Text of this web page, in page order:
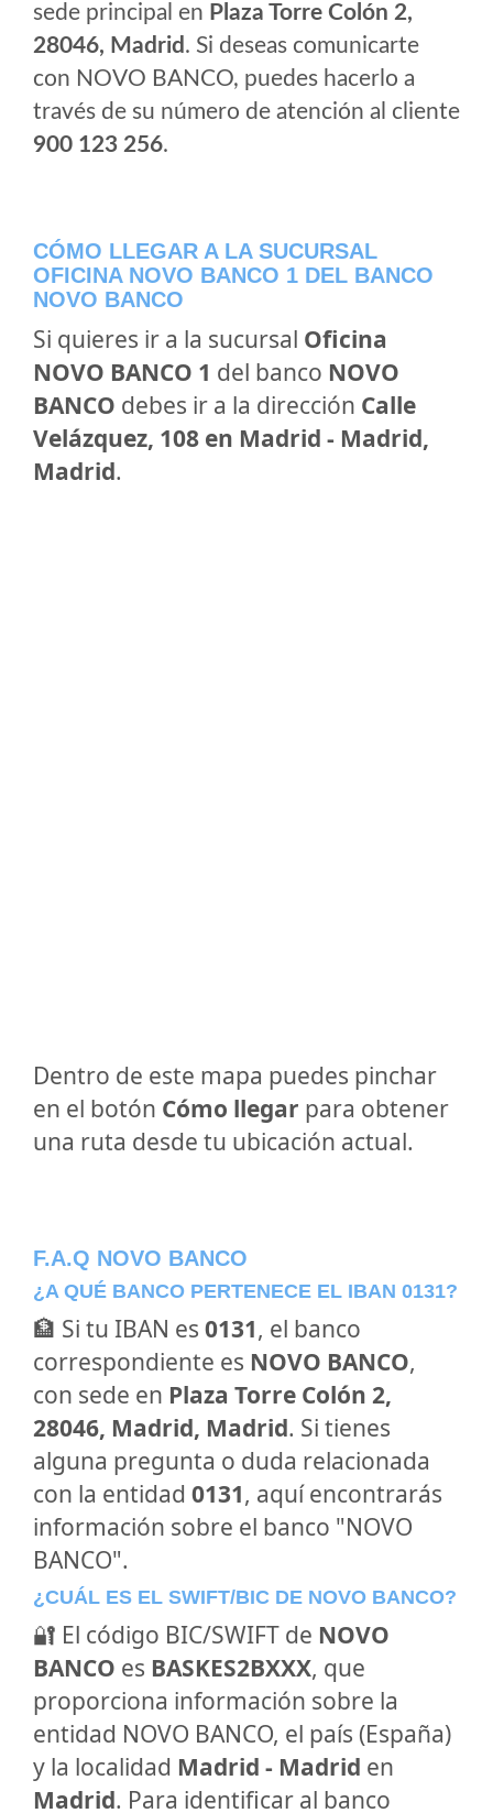
sede principal en Plaza Torre Colón 2,
28046, Madrid . Si deseas comunicarte
con NOVO BANCO, puedes hacerlo a
través de su número de atención al cliente
900 123 256.
CÓMO LLEGAR A LA SUCURSAL
OFICINA NOVO BANCO 1 DEL BANCO
NOVO BANCO
Si quieres ir a la sucursal Oficina
NOVO BANCO 1 del banco NOVO
BANCO debes ir a la dirección Calle
Velázquez, 108 en Madrid - Madrid,
Madrid.
Dentro de este mapa puedes pinchar
en el botón Cómo llegar para obtener
una ruta desde tu ubicación actual.
F.A.Q NOVO BANCO
¿A QUÉ BANCO PERTENECE EL IBAN 0131?
🏦 Si tu IBAN es 0131, el banco
correspondiente es NOVO BANCO,
con sede en Plaza Torre Colón 2,
28046, Madrid, Madrid. Si tienes
alguna pregunta o duda relacionada
con la entidad 0131, aquí encontrarás
información sobre el banco "NOVO
BANCO".
¿CUÁL ES EL SWIFT/BIC DE NOVO BANCO?
🔐 El código BIC/SWIFT de NOVO
BANCO es BASKES2BXXX, que
proporciona información sobre la
entidad NOVO BANCO, el país (España)
y la localidad Madrid - Madrid en
Madrid. Para identificar al banco